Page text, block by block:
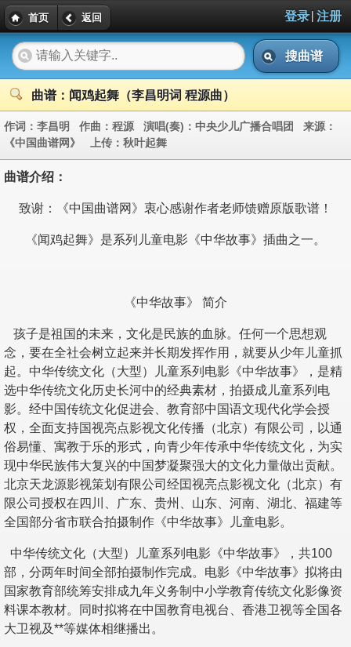
首页 返回 登录| 注册
搜曲谱
曲谱：闻鸡起舞（李昌明词 程源曲）
作词： 李昌明 作曲： 程源 演唱(奏)： 中央少儿广播合唱团 来源：
《中国曲谱网》 上传： 秋叶起舞
曲谱介绍：
致谢：《中国曲谱网》衷心感谢作者老师馈赠原版歌谱！
《闻鸡起舞》是系列儿童电影《中华故事》插曲之一。
《中华故事》 简介
孩子是祖国的未来，文化是民族的血脉。任何一个思想观
念，要在全社会树立起来并长期发挥作用，就要从少年儿童抓
起。中华传统文化（大型）儿童系列电影《中华故事》，是精
选中华传统文化历史长河中的经典素材，拍摄成儿童系列电
影。经中国传统文化促进会、教育部中国语文现代化学会授
权，全面支持国视亮点影视文化传播（北京）有限公司，以通
俗易懂、寓教于乐的形式，向青少年传承中华传统文化，为实
现中华民族伟大复兴的中国梦凝聚强大的文化力量做出贡献。
北京天龙源影视策划有限公司经囯视亮点影视文化（北京）有
限公司授权在四川、广东、贵州、山东、河南、湖北、福建等
全国部分省市联合拍摄制作《中华故事》儿童电影。
中华传统文化（大型）儿童系列电影《中华故事》，共100
部，分两年时间全部拍摄制作完成。电影《中华故事》拟将由
国家教育部统筹安排成九年义务制中小学教育传统文化影像资
料课本教材。同时拟将在中国教育电视台、香港卫视等全国各
大卫视及**等媒体相继播出。